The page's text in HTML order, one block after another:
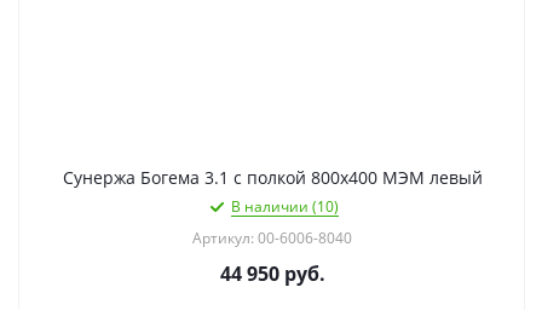
Сунержа Богема 3.1 с полкой 800х400 МЭМ левый
В наличии (10)
Артикул: 00-6006-8040
44 950руб.